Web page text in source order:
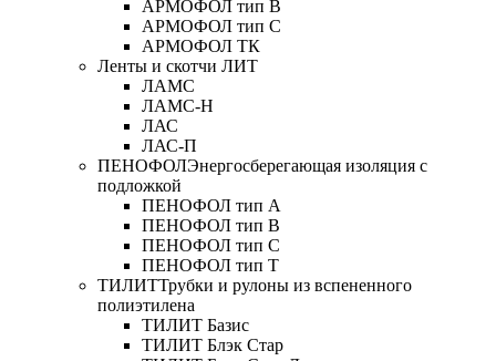
АРМОФОЛ тип В
АРМОФОЛ тип C
АРМОФОЛ ТК
Ленты и скотчи ЛИТ
ЛАМС
ЛАМС-Н
ЛАС
ЛАС-П
ПЕНОФОЛЭнергосберегающая изоляция с
подложкой
ПЕНОФОЛ тип А
ПЕНОФОЛ тип B
ПЕНОФОЛ тип C
ПЕНОФОЛ тип T
ТИЛИТТрубки и рулоны из вспененного
полиэтилена
ТИЛИТ Базис
ТИЛИТ Блэк Стар